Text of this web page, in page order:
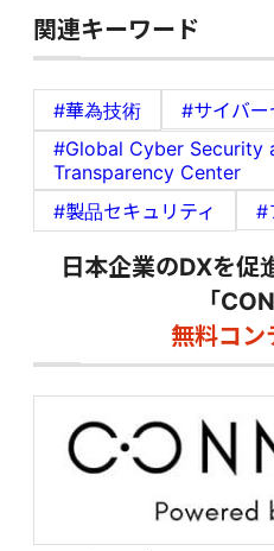
関連キーワード
#華為技術
#サイバー
#Global Cyber Security
Transparency Center
#製品セキュリティ
#
日本企業のDXを促
「
無料コン